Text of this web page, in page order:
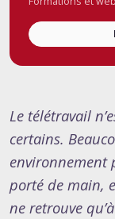
Le télétravail
certains.
environnement
porté de main,
ne retrouve